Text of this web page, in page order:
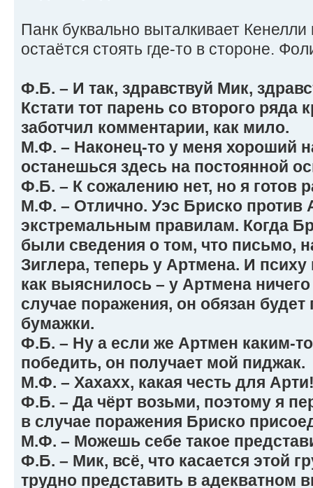
Панк буквально выталкивает Кенелли
остаётся стоять где-то в стороне.
Ф.Б. – И так, здравствуй Мик,
Кстати тот парень со второго ряда
заботчил комментарии, как мило.
М.Ф. – Наконец-то у меня хороший
останешься здесь на постоянной
Ф.Б. – К сожалению нет, но я готов
М.Ф. – Отлично. Уэс Бриско против
экстремальным правилам. Когда
были сведения о том, что письмо,
Зиглера, теперь у Артмена. И психу
как выяснилось – у Артмена ничего
случае поражения, он обязан
бумажки.
Ф.Б. – Ну а если же Артмен каким-
победить, он получает мой пиджак.
М.Ф. – Хахахх, какая честь для
Ф.Б. – Да чёрт возьми, поэтому я
в случае поражения Бриско
М.Ф. – Можешь себе такое
Ф.Б. – Мик, всё, что касается этой
трудно представить в адекватном